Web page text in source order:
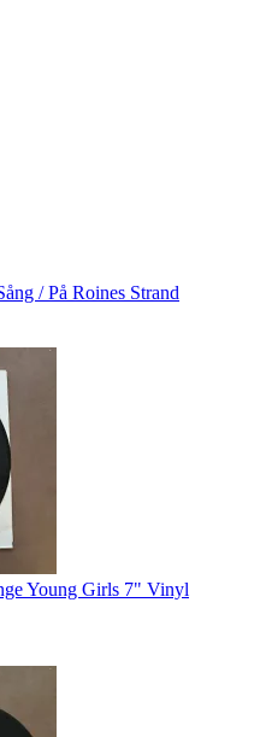
/ På Roines Strand
Young Girls 7" Vinyl